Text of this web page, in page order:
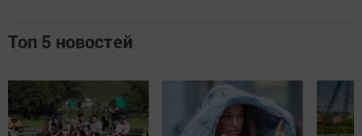
Топ 5 новостей